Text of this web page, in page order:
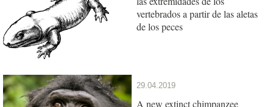
vertebrados a partir de las aletas
de los peces
29.04.2019
A new extinct chimpanzee